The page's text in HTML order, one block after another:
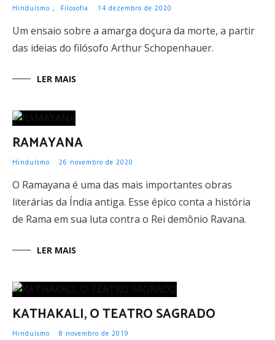
Hinduísmo , Filosofia 14 dezembro de 2020
Um ensaio sobre a amarga doçura da morte, a partir
das ideias do filósofo Arthur Schopenhauer.
LER MAIS
RAMAYANA
Hinduísmo 26 novembro de 2020
O Ramayana é uma das mais importantes obras
literárias da Índia antiga. Esse épico conta a história
de Rama em sua luta contra o Rei demônio Ravana.
LER MAIS
KATHAKALI, O TEATRO SAGRADO
Hinduísmo 8 novembro de 2019